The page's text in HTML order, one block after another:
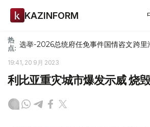
KAZINFORM
热
点: 选举-2026总统府任免事件国情咨文跨里
19:41, 20 9月 2023
利比亚重灾城市爆发示威 烧